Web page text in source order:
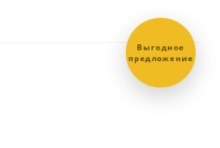
Выгодное
предложение